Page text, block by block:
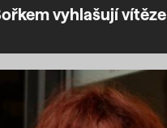
vyhlašují vítěze